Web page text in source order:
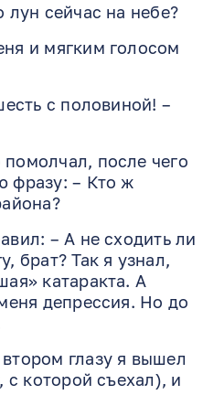
сейчас на небе?
и мягким голосом
с половиной! –
после чего
фразу: – Кто ж
– А не сходить ли
брат? Так я узнал,
катарактa. А
депрессия. Но до
глазу я вышел
с которой съехал), и